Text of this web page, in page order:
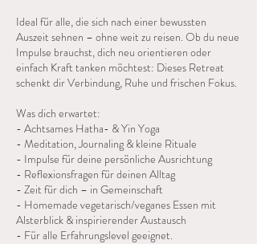
Ideal für alle, die sich nach einer bewussten
Auszeit sehnen – ohne weit zu reisen. Ob du neue
Impulse brauchst, dich neu orientieren oder
einfach Kraft tanken möchtest: Dieses Retreat
schenkt dir Verbindung, Ruhe und frischen Fokus.
Was dich erwartet:
- Achtsames Hatha- & Yin Yoga
- Meditation, Journaling & kleine Rituale
- Impulse für deine persönliche Ausrichtung
- Reflexionsfragen für deinen Alltag
- Zeit für dich – in Gemeinschaft
- Homemade vegetarisch/veganes Essen mit
Alsterblick & inspirierender Austausch
- Für alle Erfahrungslevel geeignet.